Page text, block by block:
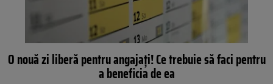
O nouă zi liberă pentru angajați! Ce trebuie să faci pentru
a beneficia de ea